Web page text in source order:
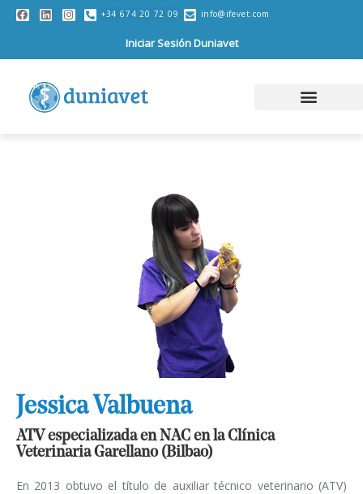
+34 674 20 72 09 info@ifevet.com
Iniciar Sesión Duniavet
Jessica Valbuena
ATV especializada en NAC en la Clínica
Veterinaria Garellano (Bilbao)
En 2013 obtuvo el título de auxiliar técnico veterinario (ATV)